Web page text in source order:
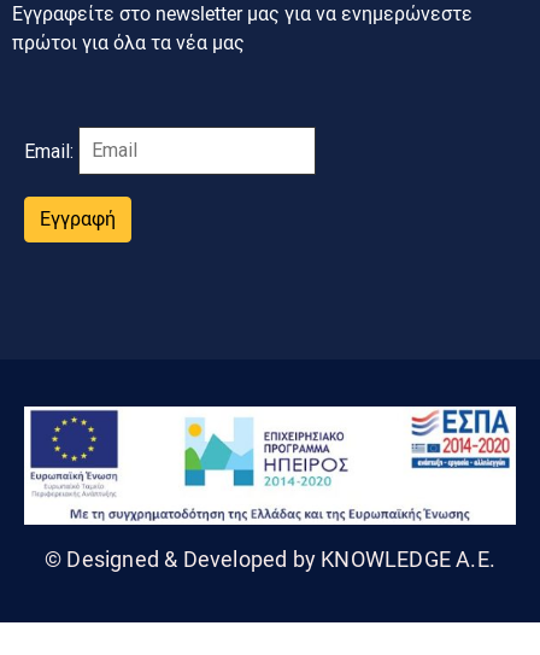
Εγγραφείτε στο newsletter μας για να ενημερώνεστε
πρώτοι για όλα τα νέα μας
Email:
Εγγραφή
© Designed & Developed by KNOWLEDGE A.E.